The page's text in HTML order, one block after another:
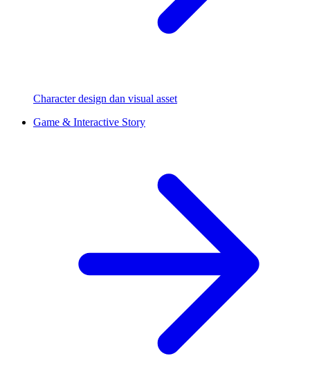
Character design dan visual asset
Game & Interactive Story